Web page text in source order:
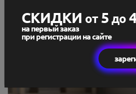
СКИДКИ от5до
на первый заказ
при регистрации на сайте